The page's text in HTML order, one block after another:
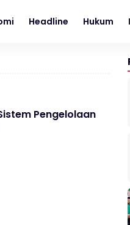
Headline Hukum
Pengelolaan